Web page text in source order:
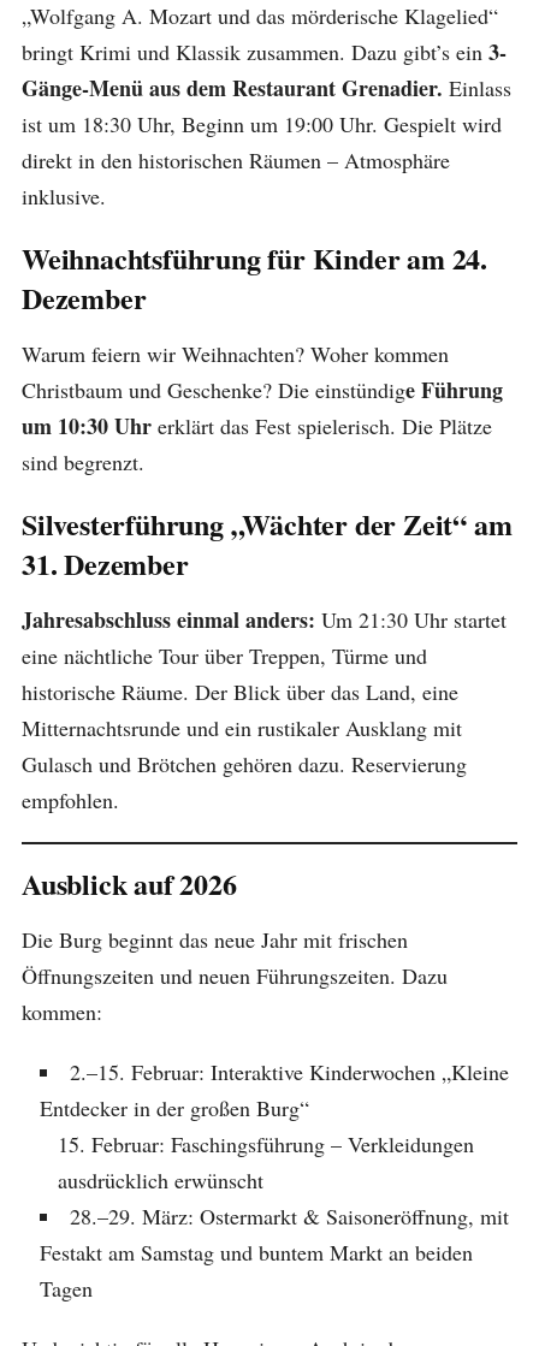
„Wolfgang A. Mozart und das mörderische Klagelied“
bringt Krimi und Klassik zusammen. Dazu gibt’s ein 3-
Gänge-Menü aus dem Restaurant Grenadier. Einlass
ist um 18:30 Uhr, Beginn um 19:00 Uhr. Gespielt wird
direkt in den historischen Räumen – Atmosphäre
inklusive.
Weihnachtsführung für Kinder am 24.
Dezember
Warum feiern wir Weihnachten? Woher kommen
Christbaum und Geschenke? Die einstündige Führung
um 10:30 Uhrerklärt das Fest spielerisch. Die Plätze
sind begrenzt.
Silvesterführung „Wächter der Zeit“ am
31. Dezember
Jahresabschluss einmal anders: Um 21:30 Uhr startet
eine nächtliche Tour über Treppen, Türme und
historische Räume. Der Blick über das Land, eine
Mitternachtsrunde und ein rustikaler Ausklang mit
Gulasch und Brötchen gehören dazu. Reservierung
empfohlen.
Ausblick auf 2026
Die Burg beginnt das neue Jahr mit frischen
Öffnungszeiten und neuen Führungszeiten. Dazu
kommen:
2.–15. Februar: Interaktive Kinderwochen „Kleine
Entdecker in der großen Burg“
Februar: Faschingsführung – Verkleidungen
ausdrücklich erwünscht
28.–29. März: Ostermarkt & Saisoneröffnung, mit
Festakt am Samstag und buntem Markt an beiden
Tagen